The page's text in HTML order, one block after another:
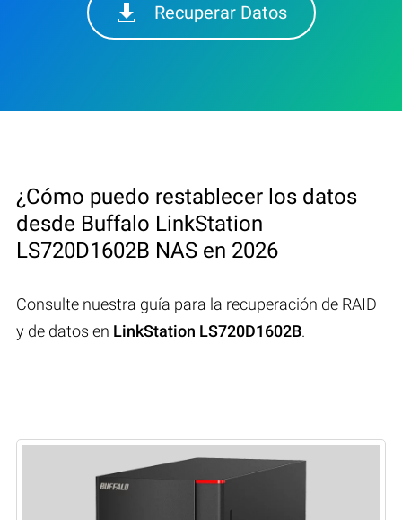
Recuperar Datos
¿Cómo puedo restablecer los datos
desde Buffalo LinkStation
LS720D1602B NAS en 2026
Consulte nuestra guía para la recuperación de RAID
y de datos en LinkStation LS720D1602B.